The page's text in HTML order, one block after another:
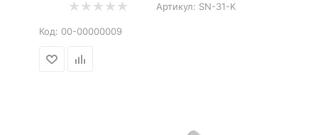
Артикул: SN-31-K
Код: 00-00000009